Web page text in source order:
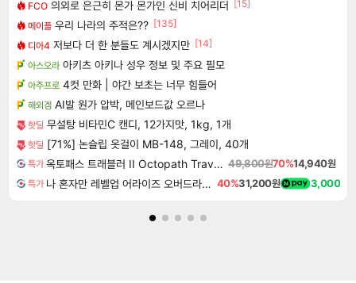
FCO 의외로 은근히 몬가 몬가인 신비 치어리더 [15]
메이플 우리 나라의 주적은?? [135]
디아4 저보다 더 한 분들도 계시겠지만 [14]
아스오라 아키츠 아키나 성우 정보 및 주요 필모
아주프로 4컷 만화 | 야간 보초는 너무 힘들어
해외겜 AI발 원가 압박, 메인보드값 오르나
핫딜 무설탕 비타민C 캔디, 12가지맛, 1kg, 1개
핫딜 [71%] 논슬립 옷걸이 MB-148, 그레이, 40개
특가 옥토패스 트래블러 II Octopath Traveler II 49,800원70%14,940원
특가 나 혼자만 레벨업 어라이즈 오버드라이브 디럭스 에디션 Solo Leveling Arise Overdrive Deluxe Edition 40%31,200원 3,000